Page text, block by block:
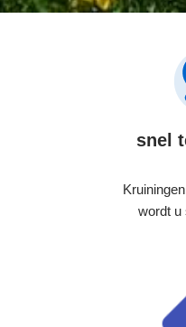
snel
wordt u